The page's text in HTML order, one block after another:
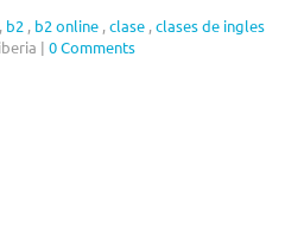
, b2 , b2 online ,clase ,clases de ingles
| 0 Comments